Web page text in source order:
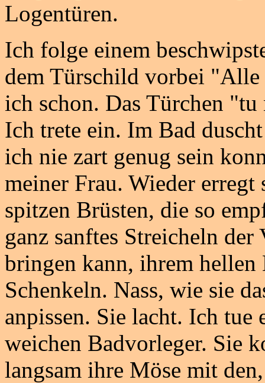
Logentüren.
Ich folge einem
dem Türschild vorbei "Alle
ich schon. Das Türchen
Ich trete ein. Im Bad
ich nie zart genug sein
meiner Frau. Wieder
spitzen Brüsten, die so
ganz sanftes Streicheln
bringen kann, ihrem hellen
Schenkeln. Nass, wie sie
anpissen. Sie lacht. Ich tue
weichen Badvorleger. Sie
langsam ihre Möse mit